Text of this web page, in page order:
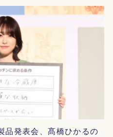
品発表会、髙橋ひかるの